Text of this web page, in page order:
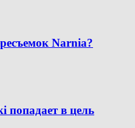
Narnia?
попадает в цель